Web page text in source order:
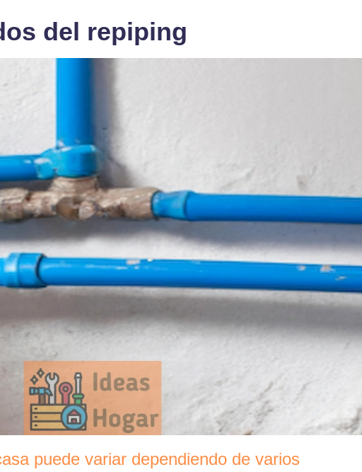
del repiping
puede variar dependiendo de varios